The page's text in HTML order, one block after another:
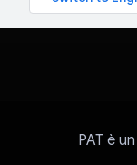
PAT è